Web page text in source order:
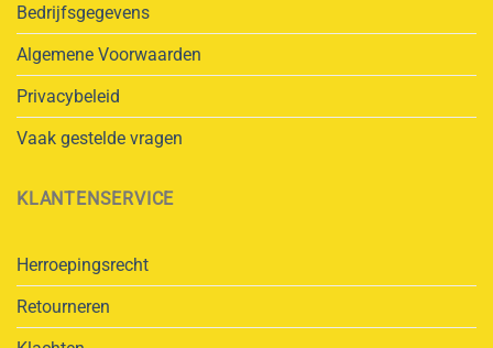
Bedrijfsgegevens
Algemene Voorwaarden
Privacybeleid
Vaak gestelde vragen
KLANTENSERVICE
Herroepingsrecht
Retourneren